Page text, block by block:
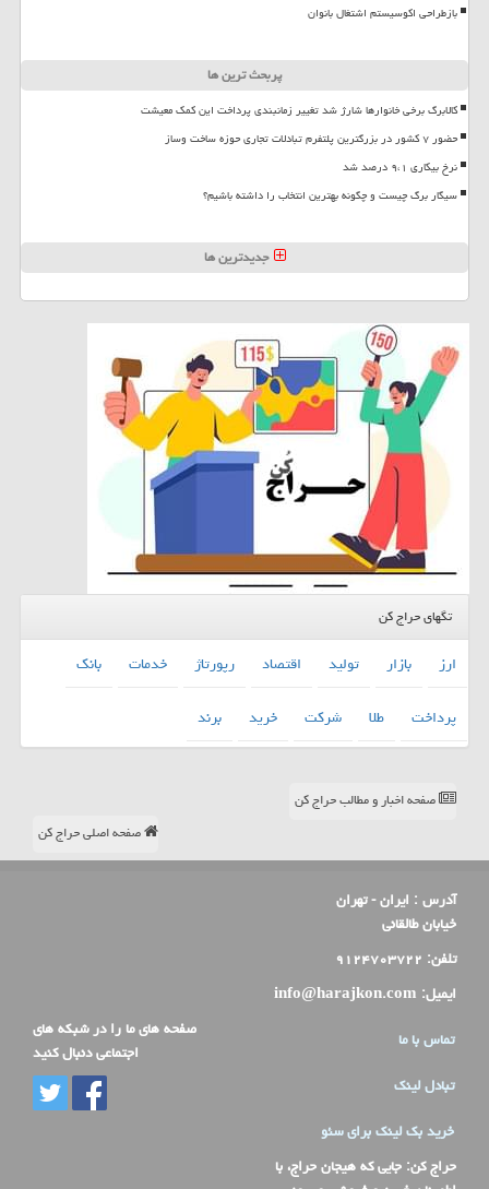
بازطراحی اکوسیستم اشتغال بانوان
پربحث ترین ها
کالابرگ برخی خانوارها شارژ شد تغییر زمانبندی پرداخت این کمک معیشت
حضور ۷ کشور در بزرگترین پلتفرم تبادلات تجاری حوزه ساخت وساز
نرخ بیکاری ۹،۱ درصد شد
سیگار برگ چیست و چگونه بهترین انتخاب را داشته باشیم؟
جدیدترین ها
تگهای حراج کن
ارز بازار تولید اقتصاد رپورتاژ خدمات
بانك
پرداخت
طلا شركت خرید برند
صفحه اخبار و مطالب حراج کن
صفحه اصلی حراج کن
آدرس : ایران - تهران
خیابان طالقانی
تلفن: ۹۱۲۴۷۰۳۷۲۲
ایمیل: info@harajkon.com
تماس با ما
تبادل لینک
خرید بک لینک برای سئو
حراج کن: جایی که هیجان حراج، با
صفحه های ما را در شبکه های
اجتماعی دنبال کنید